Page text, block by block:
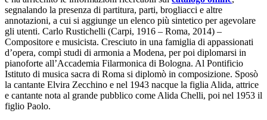
segnalando la presenza di partitura, parti, brogliacci e altre
annotazioni, a cui si aggiunge un elenco più sintetico per agevolare
gli utenti. Carlo Rustichelli (Carpi, 1916 – Roma, 2014) –
Compositore e musicista. Cresciuto in una famiglia di appassionati
d’opera, compì studi di armonia a Modena, per poi diplomarsi in
pianoforte all’Accademia Filarmonica di Bologna. Al Pontificio
Istituto di musica sacra di Roma si diplomò in composizione. Sposò
la cantante Elvira Zecchino e nel 1943 nacque la figlia Alida, attrice
e cantante nota al grande pubblico come Alida Chelli, poi nel 1953 il
figlio Paolo.